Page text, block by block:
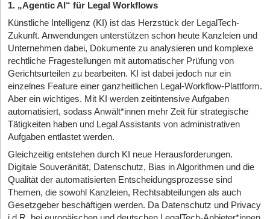
1. „Agentic AI“ für Legal Workflows
Künstliche Intelligenz (KI) ist das Herzstück der LegalTech-
Zukunft. Anwendungen unterstützen schon heute Kanzleien und
Unternehmen dabei, Dokumente zu analysieren und komplexe
rechtliche Fragestellungen mit automatischer Prüfung von
Gerichtsurteilen zu bearbeiten. KI ist dabei jedoch nur ein
einzelnes Feature einer ganzheitlichen Legal-Workflow-Plattform.
Aber ein wichtiges. Mit KI werden zeitintensive Aufgaben
automatisiert, sodass Anwält*innen mehr Zeit für strategische
Tätigkeiten haben und Legal Assistants von administrativen
Aufgaben entlastet werden.
Gleichzeitig entstehen durch KI neue Herausforderungen.
Digitale Souveränität, Datenschutz, Bias in Algorithmen und die
Qualität der automatisierten Entscheidungsprozesse sind
Themen, die sowohl Kanzleien, Rechtsabteilungen als auch
Gesetzgeber beschäftigen werden. Da Datenschutz und Privacy